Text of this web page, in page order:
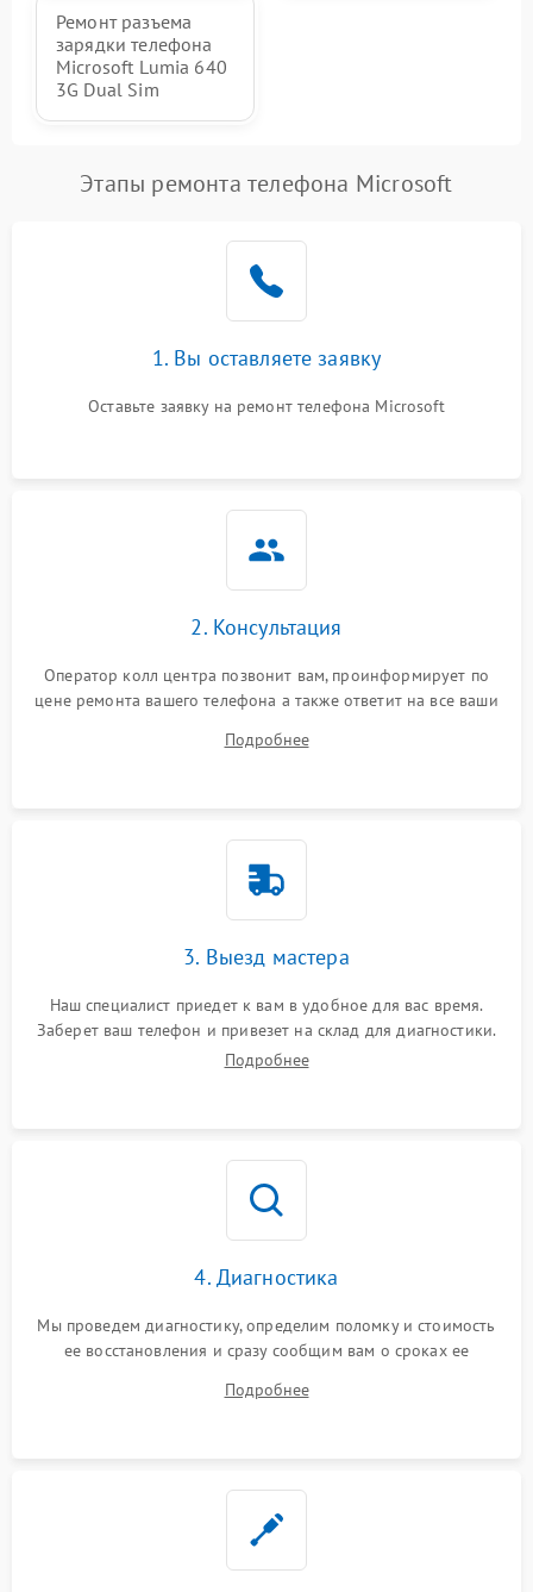
Ремонт разъема
зарядки телефона
Microsoft Lumia 640
3G Dual Sim
Этапы ремонта телефона Microsoft
1. Вы оставляете заявку
Оставьте заявку на ремонт телефона Microsoft
2. Консультация
Оператор колл центра позвонит вам, проинформирует по
цене ремонта вашего телефона а также ответит на все ваши
Подробнее
3. Выезд мастера
Наш специалист приедет к вам в удобное для вас время.
Заберет ваш телефон и привезет на склад для диагностики.
Подробнее
4. Диагностика
Мы проведем диагностику, определим поломку и стоимость
ее восстановления и сразу сообщим вам о сроках ее
Подробнее